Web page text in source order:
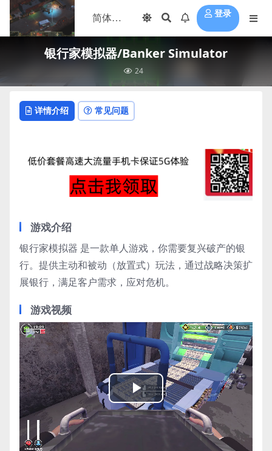
登录
银行家模拟器/Banker Simulator
24
详情介绍 常见问题
游戏介绍
银行家模拟器 是一款单人游戏，你需要复兴破产的银
行。提供主动和被动（放置式）玩法，通过战略决策扩
展银行，满足客户需求，应对危机。
游戏视频
Play
Video